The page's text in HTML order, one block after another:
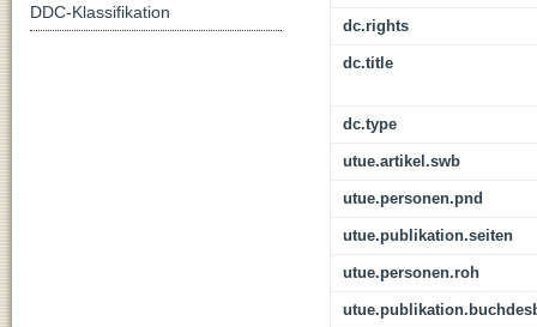
dc.rights
dc.title
dc.type
utue.artikel.swb
utue.personen.pnd
utue.publikation.seiten
utue.personen.roh
DDC-Klassifikation